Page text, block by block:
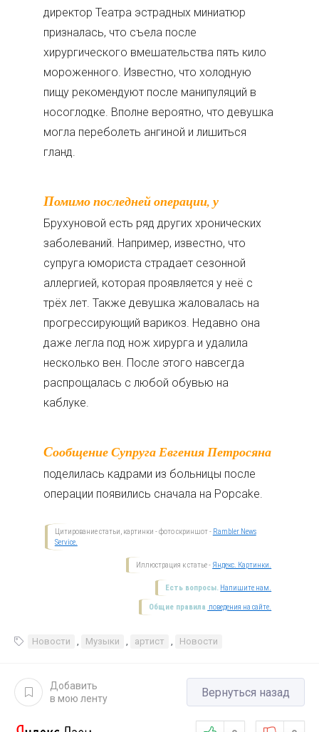
директор Театра эстрадных миниатюр
призналась, что съела после
хирургического вмешательства пять кило
мороженного. Известно, что холодную
пищу рекомендуют после манипуляций в
носоглодке. Вполне вероятно, что девушка
могла переболеть ангиной и лишиться
гланд.
Помимо последней операции, у
Брухуновой есть ряд других хронических
заболеваний. Например, известно, что
супруга юмориста страдает сезонной
аллергией, которая проявляется у неё с
трёх лет. Также девушка жаловалась на
прогрессирующий варикоз. Недавно она
даже легла под нож хирурга и удалила
несколько вен. После этого навсегда
распрощалась с любой обувью на
каблуке.
Сообщение Супруга Евгения Петросяна
поделилась кадрами из больницы после
операции появились сначала на Popcake.
Цитирование статьи, картинки - фото скриншот - Rambler News
Service.
Иллюстрация к статье - Яндекс. Картинки.
Есть вопросы. Напишите нам.
Общие правила поведения на сайте.
Новости , Музыки , артист , Новости
Добавить
в мою ленту
Вернуться назад